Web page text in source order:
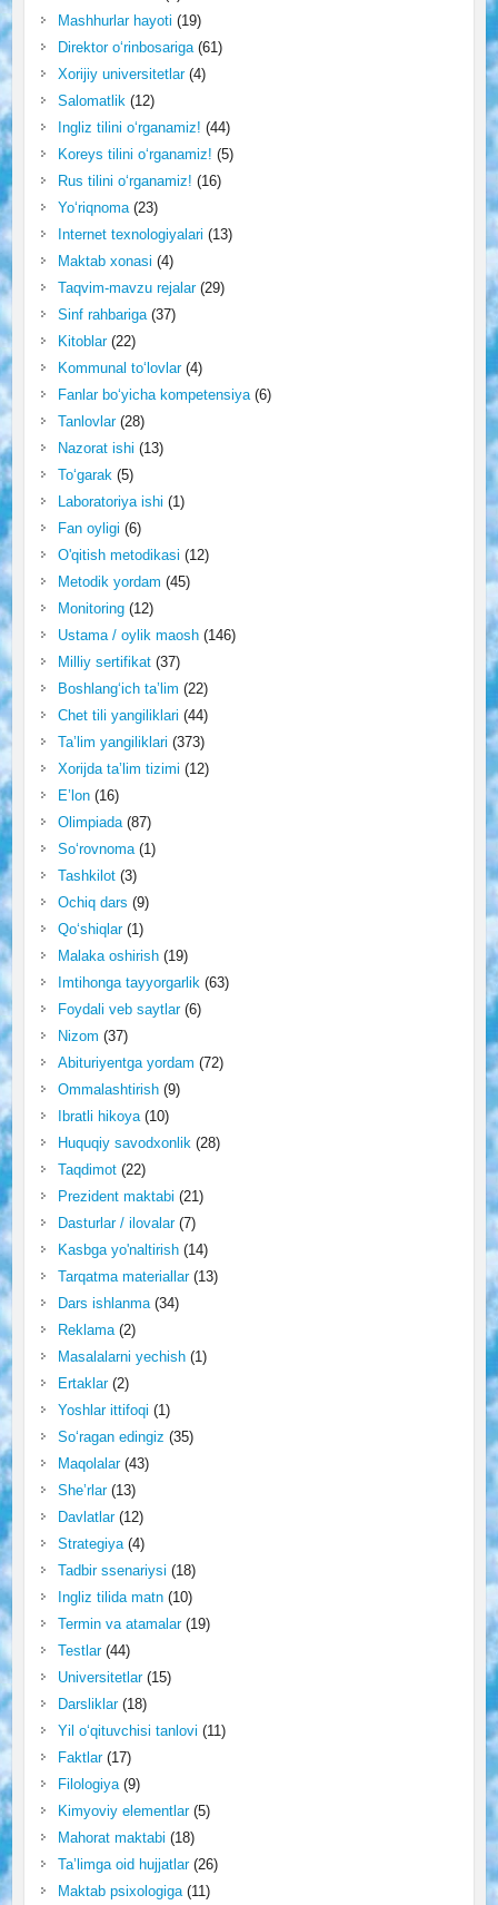
Mashhurlar hayoti (19)
Direktor o‘rinbosariga(61)
Xorijiy universitetlar(4)
Salomatlik(12)
Ingliz tilini o‘rganamiz! (44)
Koreys tilini o‘rganamiz! (5)
Rus tilini o‘rganamiz! (16)
Yo‘riqnoma(23)
Internet texnologiyalari (13)
Maktab xonasi (4)
Taqvim-mavzu rejalar(29)
Sinf rahbariga(37)
Kitoblar(22)
Kommunal to‘lovlar(4)
Fanlar bo‘yicha kompetensiya(6)
Tanlovlar(28)
Nazorat ishi (13)
To‘garak(5)
Laboratoriya ishi (1)
Fan oyligi (6)
O'qitish metodikasi (12)
Metodik yordam (45)
Monitoring(12)
Ustama / oylik maosh(146)
Milliy sertifikat(37)
Boshlang‘ich ta’lim (22)
Chet tili yangiliklari (44)
Ta’lim yangiliklari (373)
Xorijda ta’lim tizimi (12)
E’lon(16)
Olimpiada(87)
So‘rovnoma(1)
Tashkilot(3)
Ochiq dars (9)
Qo‘shiqlar(1)
Malaka oshirish(19)
Imtihonga tayyorgarlik(63)
Foydali veb saytlar(6)
Nizom (37)
Abituriyentga yordam (72)
Ommalashtirish(9)
Ibratli hikoya(10)
Huquqiy savodxonlik(28)
Taqdimot(22)
Prezident maktabi (21)
Dasturlar / ilovalar(7)
Kasbga yo'naltirish(14)
Tarqatma materiallar(13)
Dars ishlanma(34)
Reklama(2)
Masalalarni yechish(1)
Ertaklar(2)
Yoshlar ittifoqi (1)
So‘ragan edingiz (35)
Maqolalar(43)
She’rlar(13)
Davlatlar(12)
Strategiya(4)
Tadbir ssenariysi (18)
Ingliz tilida matn(10)
Termin va atamalar(19)
Testlar(44)
Universitetlar(15)
Darsliklar(18)
Yil o‘qituvchisi tanlovi (11)
Faktlar(17)
Filologiya(9)
Kimyoviy elementlar(5)
Mahorat maktabi (18)
Ta’limga oid hujjatlar(26)
Maktab psixologiga(11)